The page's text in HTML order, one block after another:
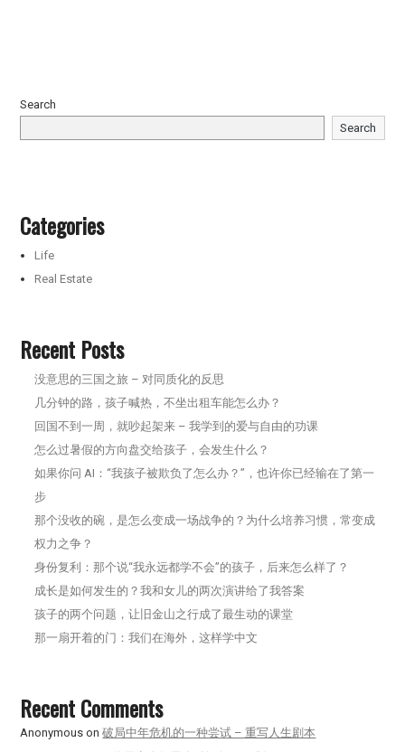
Search
Search
Categories
Life
Real Estate
Recent Posts
没意思的三国之旅 – 对同质化的反思
几分钟的路，孩子喊热，不坐出租车能怎么办？
回国不到一周，就吵起架来 – 我学到的爱与自由的功课
怎么过暑假的方向盘交给孩子，会发生什么？
如果你问 AI：“我孩子被欺负了怎么办？”，也许你已经输在了第一
步
那个没收的碗，是怎么变成一场战争的？为什么培养习惯，常变成
权力之争？
身份复利：那个说“我永远都学不会”的孩子，后来怎么样了？
成长是如何发生的？我和女儿的两次演讲给了我答案
孩子的两个问题，让旧金山之行成了最生动的课堂
那一扇开着的门：我们在海外，这样学中文
Recent Comments
Anonymous on破局中年危机的一种尝试 – 重写人生剧本